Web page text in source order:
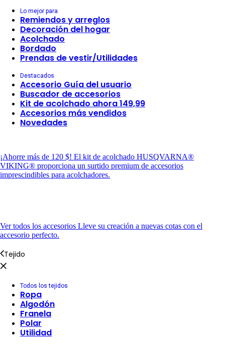
Lo mejor para
Remiendos y arreglos
Decoración del hogar
Acolchado
Bordado
Prendas de vestir/Utilidades
Destacados
Accesorio Guía del usuario
Buscador de accesorios
Kit de acolchado ahora 149,99
Accesorios más vendidos
Novedades
¡Ahorre más de 120 $! El kit de acolchado HUSQVARNA®
VIKING® proporciona un surtido premium de accesorios
imprescindibles para acolchadores.
Ver todos los accesorios Lleve su creación a nuevas cotas con el
accesorio perfecto.
Tejido
Todos los tejidos
Ropa
Algodón
Franela
Polar
Utilidad